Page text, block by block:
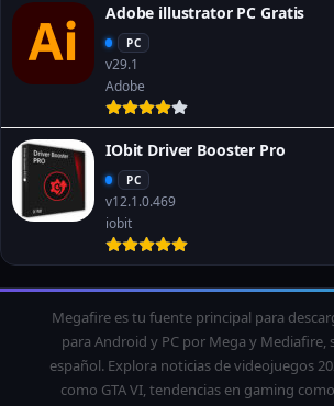
Adobe illustrator PC Gratis
PC
v29.1
Adobe
IObit Driver Booster Pro
PC
v12.1.0.469
iobit
Megafire es tu fuente principal para
para Android y PC por Mega y Mediafire,
español. Explora noticias de videojuegos
como GTA VI, tendencias en gaming